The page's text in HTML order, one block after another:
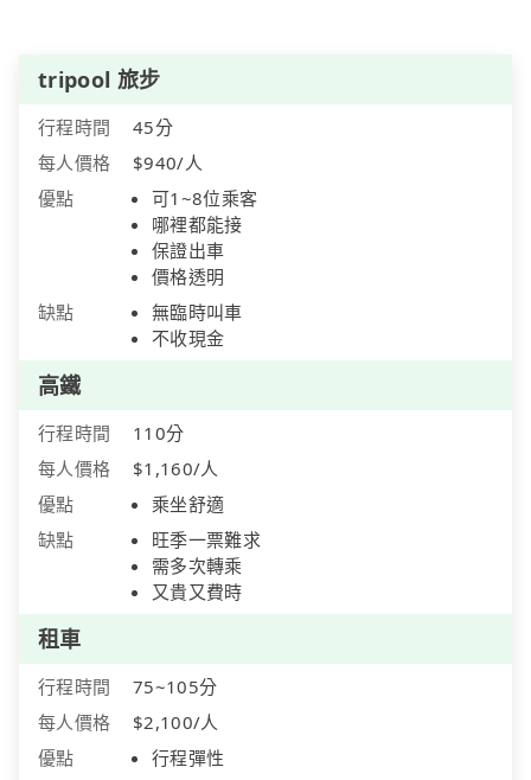
tripool 旅步
行程時間
45分
每人價格
$940/人
優點
可1~8位乘客
哪裡都能接
保證出車
價格透明
缺點
無臨時叫車
不收現金
高鐵
行程時間
110分
每人價格
$1,160/人
優點
乘坐舒適
缺點
旺季一票難求
需多次轉乘
又貴又費時
租車
行程時間
75~105分
每人價格
$2,100/人
優點
行程彈性